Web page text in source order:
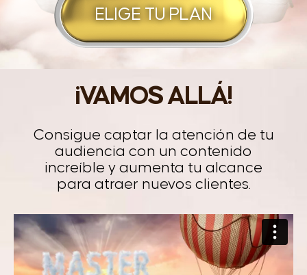
ELIGE TU PLAN
¡VAMOS ALLÁ!
Consigue captar la atención de tu
audiencia con un contenido
increíble y aumenta tu alcance
para atraer nuevos clientes.